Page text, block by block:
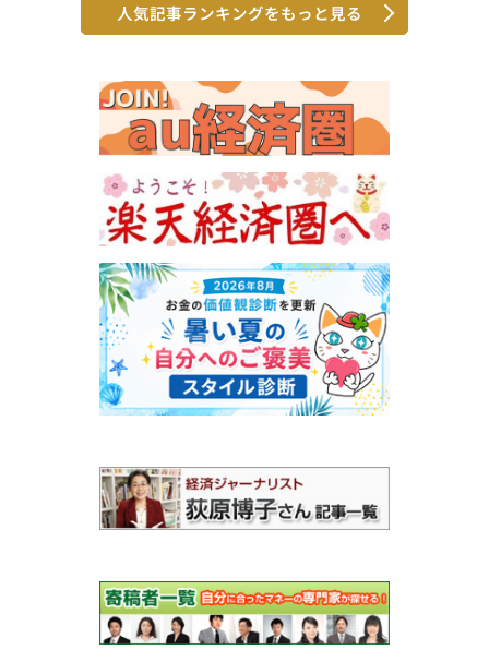
人気記事ランキングをもっと見る